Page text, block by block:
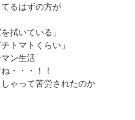
るはずの方が
拭いている」
トマトくらい」
ン生活
・・・！！
ゃって苦労されたのか